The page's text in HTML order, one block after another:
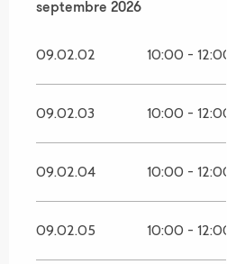
septembre 2026
09.02.02 10:00 - 12:00
09.02.03 10:00 - 12:00
09.02.04 10:00 - 12:00
09.02.05 10:00 - 12:00